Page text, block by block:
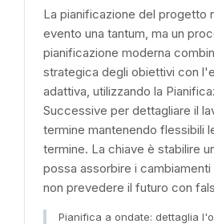
La pianificazione del progetto
evento una tantum, ma un
pianificazione moderna
strategica degli obiettivi con
adattiva, utilizzando la
Successive per dettagliare il
termine mantenendo flessibili
termine. La chiave è stabilire
possa assorbire i
non prevedere il futuro con
Pianifica a ondate: dettaglia